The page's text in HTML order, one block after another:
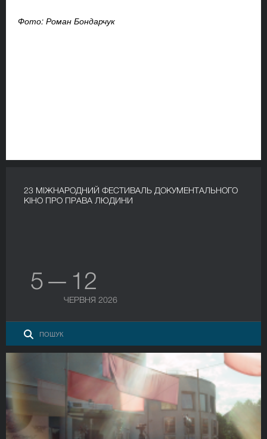
Фото: Роман Бондарчук
23 МІЖНАРОДНИЙ ФЕСТИВАЛЬ ДОКУМЕНТАЛЬНОГО
КІНО ПРО ПРАВА ЛЮДИНИ
5 — 12
ЧЕРВНЯ 2026